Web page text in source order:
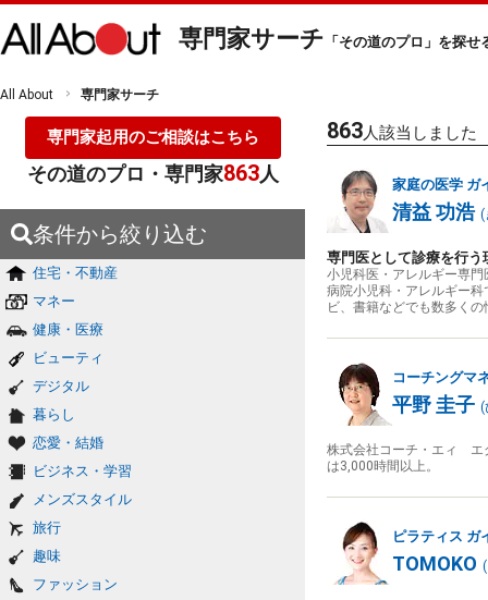
専門家サーチ 「その道のプロ」を探せ
All About 専門家サーチ
専門家起用のご相談はこちら
その道のプロ・専門家863人
条件から絞り込む
住宅・不動産
マネー
健康・医療
ビューティ
デジタル
暮らし
恋愛・結婚
ビジネス・学習
メンズスタイル
旅行
趣味
ファッション
863人該当しました
家庭の医学 ガ
清益 功浩 (
専門医として診療を行
小児科医・アレルギー専
病院小児科・アレルギー
ビ、書籍などでも数多く
コーチングマ
平野 圭子 (
株式会社コーチ・エィ エ
は3,000時間以上。
ピラティス ガ
TOMOKO (